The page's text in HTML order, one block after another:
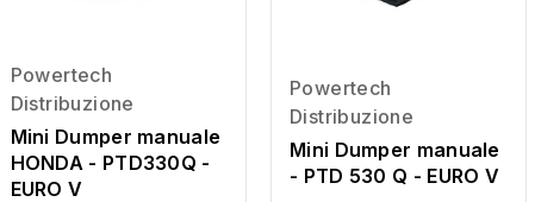
Powertech
Distribuzione
Mini Dumper manuale
HONDA - PTD330Q -
EURO V
Powertech
Distribuzione
Mini Dumper manuale
- PTD 530 Q - EURO V